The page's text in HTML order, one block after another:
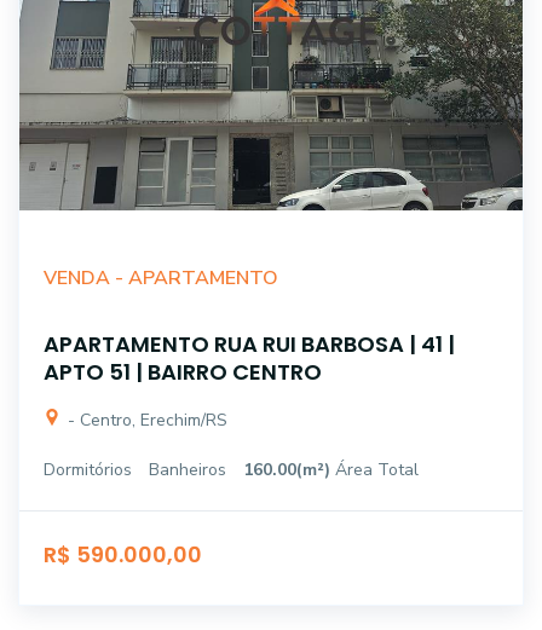
VENDA - APARTAMENTO
APARTAMENTO RUA RUI BARBOSA | 41 |
APTO 51 | BAIRRO CENTRO
- Centro, Erechim/RS
Dormitórios Banheiros 160.00(m²) Área Total
R$ 590.000,00